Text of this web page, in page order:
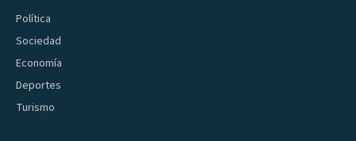
Política
Sociedad
Economía
Deportes
Turismo